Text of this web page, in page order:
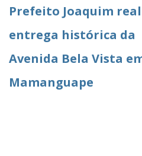
Prefeito Joaquim
entrega histórica da
Avenida Bela Vista
Mamanguape